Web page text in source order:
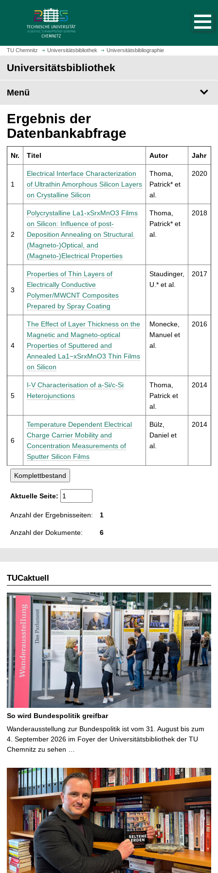
z
m
t
e
i
t
u
f
u
f
n
TU Chemnitz Universitätsbibliothek Universitätsbibliographie
Universitätsbibliothek
Menü
Ergebnis der
Datenbankabfrage
Nr. Titel Autor Jahr
1
Electrical Interface Characterization
of Ultrathin Amorphous Silicon Layers
on Crystalline Silicon
Thoma,
Patrick* et
al.
2020
2
Polycrystalline La1-xSrxMnO3 Films
on Silicon: Influence of post-
Deposition Annealing on Structural.
(Magneto-)Optical, and
(Magneto-)Electrical Properties
Thoma,
Patrick* et
al.
2018
3
Properties of Thin Layers of
Electrically Conductive
Polymer/MWCNT Composites
Prepared by Spray Coating
Staudinger,
U.* et al.
2017
4
The Effect of Layer Thickness on the
Magnetic and Magneto-optical
Properties of Sputtered and
Annealed La1−xSrxMnO3 Thin Films
on Silicon
Monecke,
Manuel et
al.
2016
5
I-V Characterisation of a-Si/c-Si
Heterojunctions
Thoma,
Patrick et
al.
2014
6
Temperature Dependent Electrical
Charge Carrier Mobility and
Concentration Measurements of
Sputter Silicon Films
Bülz,
Daniel et
al.
2014
Aktuelle Seite:
Anzahl der Ergebnisseiten: 1
Anzahl der Dokumente: 6
TUCaktuell
So wird Bundespolitik greifbar
Wanderausstellung zur Bundespolitik ist vom 31. August bis zum
4. September 2026 im Foyer der Universitätsbibliothek der TU
Chemnitz zu sehen …